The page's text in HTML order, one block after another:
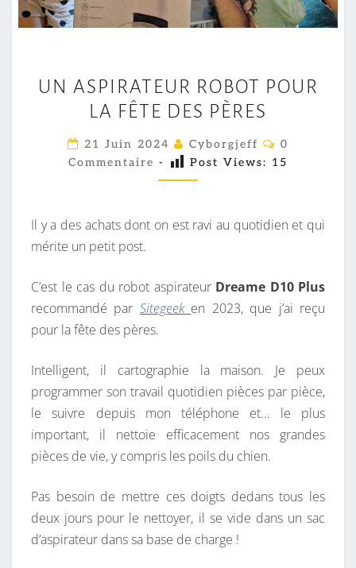
N
A
P
I
A
U
R
B
O
T
P
O
R
L
A
UN ASPIRATEUR ROBOT POUR
LA FÊTE DES PÈRES
21 Juin 2024 Cyborgjeff
C
M
A
S
0
Commentaire - Post Views: 15
Il y a des achats dont on est ravi au quotidien et qui
mérite un petit post.
C’est le cas du robot aspirateur Dreame D10 Plus
recommandé par Sitegeek en 2023, que j’ai reçu
pour la fête des pères.
Intelligent, il cartographie la maison. Je peux
programmer son travail quotidien pièces par pièce,
le suivre depuis mon téléphone et… le plus
important, il nettoie efficacement nos grandes
pièces de vie, y compris les poils du chien.
Pas besoin de mettre ces doigts dedans tous les
deux jours pour le nettoyer, il se vide dans un sac
d’aspirateur dans sa base de charge !